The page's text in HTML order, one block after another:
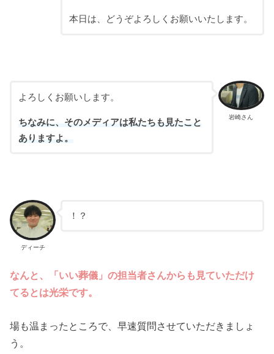
本日は、どうぞよろしくお願いいたします。
岩崎さん
よろしくお願いします。
ちなみに、そのメディアは私たちも見たこと
ありますよ。
ディーチ
！？
なんと、「いい葬儀」の担当者さんからも見ていただけ
てるとは光栄です。
場も温まったところで、早速質問させていただきましょ
う。